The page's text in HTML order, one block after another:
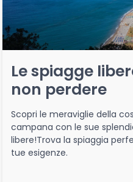
Le spiagge
non perdere
Scopri le meraviglie della
campana con le sue
libere!Trova la spiaggia
tue esigenze.